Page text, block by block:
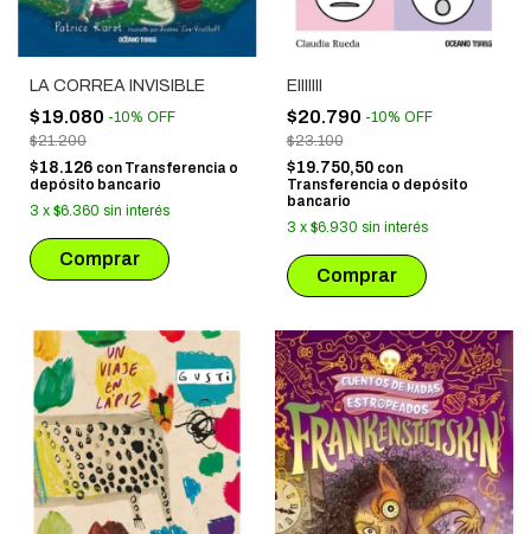
LA CORREA INVISIBLE
$19.080 -10% OFF
$21.200
$18.126 con Transferencia o
depósito bancario
3 x $6.360 sin interés
EIIIIIII
$20.790 -10% OFF
$23.100
$19.750,50 con
Transferencia o depósito
bancario
3 x $6.930 sin interés